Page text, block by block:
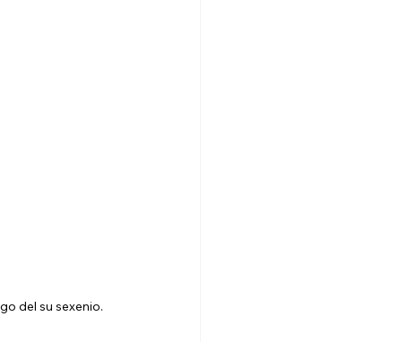
del su sexenio.